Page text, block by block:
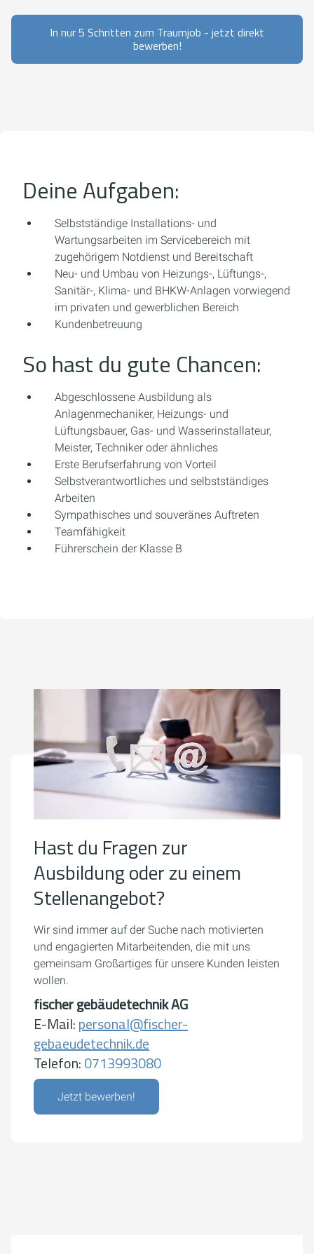
In nur 5 Schritten zum Traumjob - jetzt direkt
bewerben!
Deine Aufgaben:
Selbstständige Installations- und
Wartungsarbeiten im Servicebereich mit
zugehörigem Notdienst und Bereitschaft
Neu- und Umbau von Heizungs-, Lüftungs-,
Sanitär-, Klima- und BHKW-Anlagen vorwiegend
im privaten und gewerblichen Bereich
Kundenbetreuung
So hast du gute Chancen:
Abgeschlossene Ausbildung als
Anlagenmechaniker, Heizungs- und
Lüftungsbauer, Gas- und Wasserinstallateur,
Meister, Techniker oder ähnliches
Erste Berufserfahrung von Vorteil
Selbstverantwortliches und selbstständiges
Arbeiten
Sympathisches und souveränes Auftreten
Teamfähigkeit
Führerschein der Klasse B
Hast du Fragen zur
Ausbildung oder zu einem
Stellenangebot?
Wir sind immer auf der Suche nach motivierten
und engagierten Mitarbeitenden, die mit uns
gemeinsam Großartiges für unsere Kunden leisten
wollen.
fischer gebäudetechnik AG
E-Mail:personal@fischer-
gebaeudetechnik.de
Telefon:0713993080
Jetzt bewerben!